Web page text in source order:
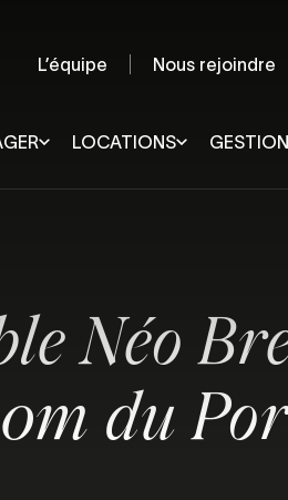
L’équipe Nous rejoindre
Quiberon
Ploërmel
LOCATIONS
Néo
du